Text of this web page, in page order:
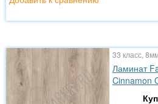
33 класс,
Ламинат
Cinnamon